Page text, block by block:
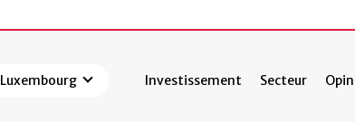
Luxembourg Investissement Secteur